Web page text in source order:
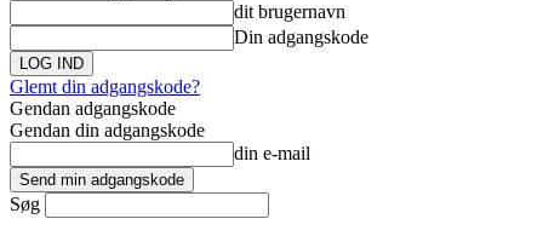
dit brugernavn
Din adgangskode
Glemt din adgangskode?
Gendan adgangskode
Gendan din adgangskode
din e-mail
Søg